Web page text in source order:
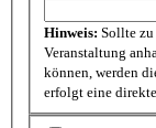
Hinweis: Sollte zu
Veranstaltung
können, werden
erfolgt eine